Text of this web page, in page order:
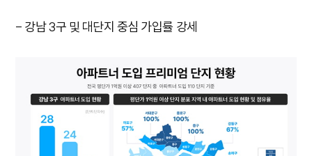
- 강남 3구 및 대단지 중심 가입률 강세